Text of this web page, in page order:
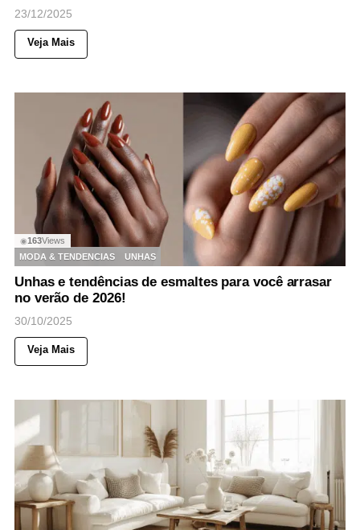
23/12/2025
Veja Mais
◉163Views
MODA & TENDENCIAS
UNHAS
Unhas e tendências de esmaltes para você arrasar
no verão de 2026!
30/10/2025
Veja Mais